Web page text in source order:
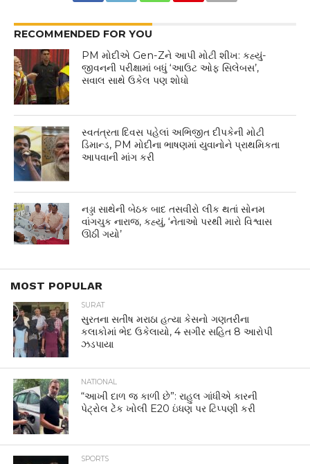
RECOMMENDED FOR YOU
PM મોદીએ Gen-Zને આપી મોટી શીખ: કહ્યું-
જીવનની પરીક્ષામાં બધું ‘આઉટ ઓફ સિલેબસ’,
સવાલ સાથે ઉકેલ પણ શોધો
સ્વતંત્રતા દિવસ પહેલાં અભિજીત દીપકેની મોટી
ડિમાન્ડ, PM મોદીના ભાષણમાં યુવાનોને પ્રાથમિકતા
આપવાની માંગ કરી
નડ્ડા સાથેની બેઠક બાદ તસવીરો લીક થતાં સોનમ
વાંગચુક નારાજ, કહ્યું, ‘નેતાઓ પરથી મારો વિશ્વાસ
ઊઠી ગયો’
MOST POPULAR
SURAT
સુરતના સતીષ મરાઠા હત્યા કેસનો ગણતરીના
કલાકોમાં ભેદ ઉકેલાયો, 4 સગીર સહિત 8 આરોપી
ઝડપાયા
NATIONAL
“આખી દાળ જ કાળી છે”: રાહુલ ગાંધીએ કારની
પેટ્રોલ ટેંક ખોલી E20 ઇંધણ પર ટિપ્પણી કરી
SPORTS